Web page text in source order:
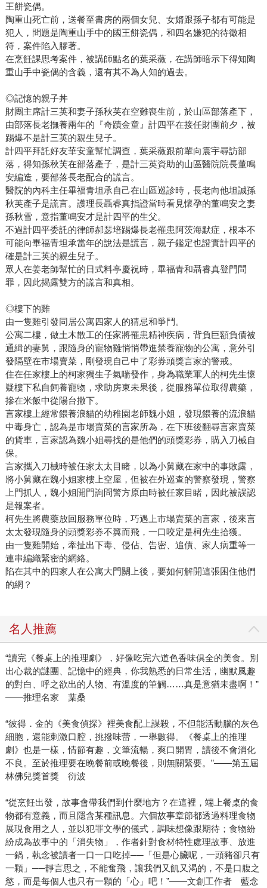
王餅瓷偶。
陶重山死亡前，送餐至書房的兩個女兒、女婿跟孫子都有可能是
犯人，問題是陶重山手中的國王餅瓷偶，和四名嫌犯的待徵相
符，案件陷入膠著。
在烹飪課思考案件，被講師點名的葉采薇，在講師暗示下得知陶
重山手中瓷偶的含義，還有其不為人知的過去。
◎記憶的親子丼
財團主席計三英和妻子孫秋芙在空難喪生前，於山區部落產下，
由部落長老撫養兩年的『奇蹟金童』計四平在接任財團前夕，被
踢爆不是計三英的親生兒子。
計四平拜託好友華安童幫忙調查，葉采薇跟前輩向震宇尋訪部
落，得知孫秋芙在部落產子，是計三英資助的山區醫院院長董鳴
安編造，要部落長老配合的謊言。
醫院的內科主任畢福青坦承自己在山區巡診時，長老向他坦誠孫
秋芙產子是謊言。護理長聶睿真指證當時看見懷孕的董鳴安之妻
孫秋雪，意指董鳴安才是計四平的生父。
不過計四平委託的律師郝瑟培踢爆長老罹患阿茨海默症，根本不
可能向畢福青坦承當年的說法是謊言，親子鑑定也證實計四平的
確是計三英的親生兒子。
眾人在姜老師幫忙的日式料亭慶祝時，畢福青和聶睿真登門問
罪，因此揭露雙方的謊言和真相。
◎樓下的雞
由一隻雞引發同居公寓四家人的猜忌和爭鬥。
公寓二樓，做土木散工的任家將罹患精神疾病，背負巨額負債被
通緝的妻舅，跟隨身的寵物雞悄悄帶進禁養寵物的公寓，意外引
發隔壁在市場賣菜，剛發現自己中了彩券頭獎言家的警戒。
住在任家樓上的柯家獨生子氣喘發作，身為職業軍人的柯先生懷
疑樓下私自飼養寵物，求助房東未果後，從服務單位取得農藥，
摻在米飯中從陽台撒下。
言家樓上經常餵養浪貓的幼稚園老師魏小姐，發現餵養的流浪貓
中毒身亡，認為是市場賣菜的言家所為，在下班後翻尋言家賣菜
的貨車，言家認為魏小姐尋找的是他們的頭獎彩券，購入刀械自
保。
言家攜入刀械時被任家太太目睹，以為小舅藏在家中的事敗露，
將小舅藏在魏小姐家樓上空屋，但被在外巡查的警察發現，警察
上門抓人，魏小姐開門詢問警方原由時被任家目睹，因此被誤認
是報案者。
柯先生將農藥放回服務單位時，巧遇上市場賣菜的言家，後來言
太太發現隨身的頭獎彩券不翼而飛，一口咬定是柯先生拾獲。
由一隻雞開始，牽扯出下毒、侵佔、告密、追債、家人病重等一
連串編織緊密的網絡。
陷在其中的四家人在公寓大門關上後，要如何解開這張困住他們
的網？
名人推薦
“讀完《餐桌上的推理劇》，好像吃完六道色香味俱全的美食。別
出心裁的謎團、記憶中的經典，你我熟悉的日常生活，幽默風趣
的對白、呼之欲出的人物、有溫度的筆觸……真是意猶未盡啊！”
——推理名家 葉桑
“彼得．金的《美食偵探》裡美食配上謀殺，不但能活動腦的灰色
細胞，還能刺激口腔，挑撥味蕾，一舉數得。《餐桌上的推理
劇》也是一樣，情節有趣，文筆流暢，爽口開胃，讀後不會消化
不良。至於推理要在晚餐前或晚餐後，則無關緊要。”——第五屆
林佛兒獎首獎 衍波
“從烹飪出發，故事會帶我們到什麼地方？在這裡，端上餐桌的食
物都有意義，而且隱含某種訊息。六個故事章節都透過料理食物
展現食用之人，並以犯罪文學的儀式，調味想像跟期待；食物紛
紛成為故事中的「消失物」，作者針對食材特性處理故事、放進
一鍋，執念被讀者一口一口吃掉──「但是心臟呢，一頭豬卻只有
一顆」──靜言思之，不能奮飛，讓我們又飢又渴的，不是口腹之
慾，而是每個人也只有一顆的「心」吧！”——文創工作者 藍念